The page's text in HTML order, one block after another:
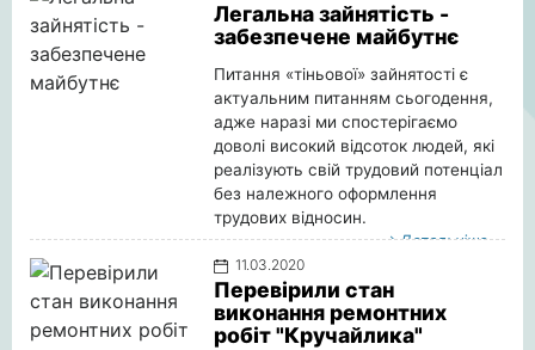
Детальніше
Легальна зайнятість -
забезпечене майбутнє
Питання «тіньової» зайнятості є
актуальним питанням сьогодення,
адже наразі ми спостерігаємо
доволі високий відсоток людей, які
реалізують свій трудовий потенціал
без належного оформлення
трудових відносин.
Детальніше
11.03.2020
Перевірили стан
виконання ремонтних
робіт "Кручайлика"